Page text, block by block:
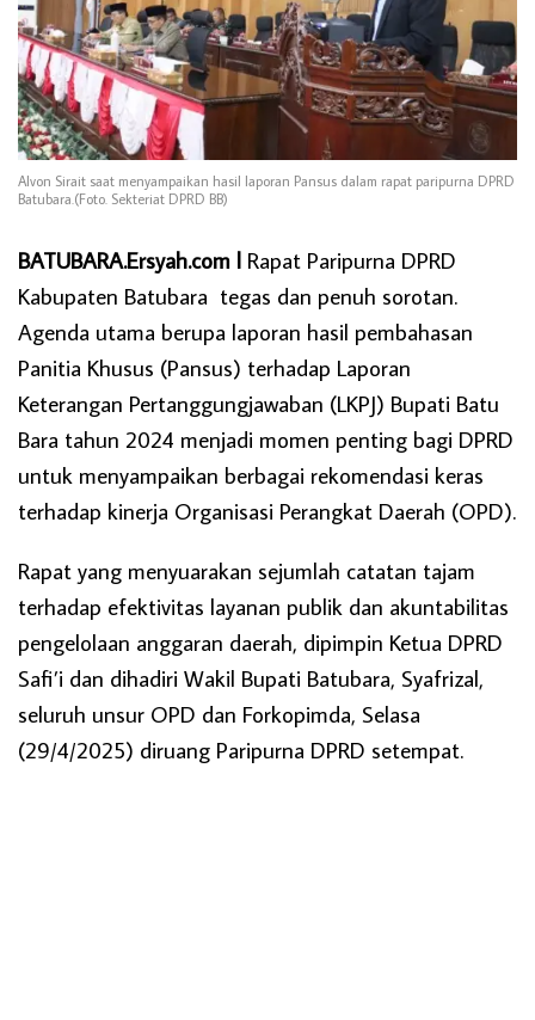
Alvon Sirait saat menyampaikan hasil laporan Pansus dalam rapat paripurna DPRD
Batubara.(Foto. Sekteriat DPRD BB)
BATUBARA.Ersyah.com l Rapat Paripurna DPRD
Kabupaten Batubara tegas dan penuh sorotan.
Agenda utama berupa laporan hasil pembahasan
Panitia Khusus (Pansus) terhadap Laporan
Keterangan Pertanggungjawaban (LKPJ) Bupati Batu
Bara tahun 2024 menjadi momen penting bagi DPRD
untuk menyampaikan berbagai rekomendasi keras
terhadap kinerja Organisasi Perangkat Daerah (OPD).
Rapat yang menyuarakan sejumlah catatan tajam
terhadap efektivitas layanan publik dan akuntabilitas
pengelolaan anggaran daerah, dipimpin Ketua DPRD
Safi’i dan dihadiri Wakil Bupati Batubara, Syafrizal,
seluruh unsur OPD dan Forkopimda, Selasa
(29/4/2025) diruang Paripurna DPRD setempat.